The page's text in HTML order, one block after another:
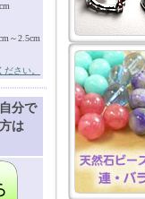
～2.5cm
さい。
分で
は